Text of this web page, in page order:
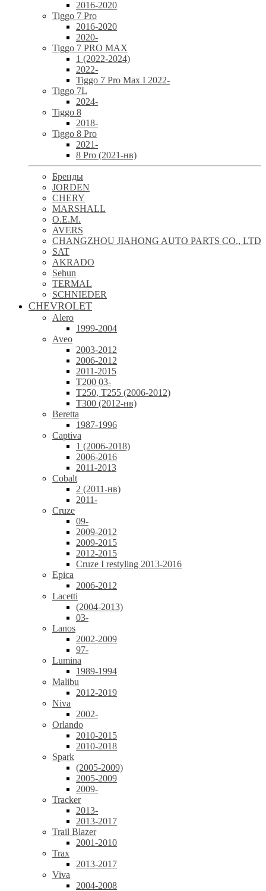
2016-2020
Tiggo 7 Pro
2016-2020
2020-
Tiggo 7 PRO MAX
1 (2022-2024)
2022-
Tiggo 7 Pro Max I 2022-
Tiggo 7L
2024-
Tiggo 8
2018-
Tiggo 8 Pro
2021-
8 Pro (2021-нв)
Бренды
JORDEN
CHERY
MARSHALL
O.E.M.
AVERS
CHANGZHOU JIAHONG AUTO PARTS CO., LTD
SAT
AKRADO
Sehun
TERMAL
SCHNIEDER
CHEVROLET
Alero
1999-2004
Aveo
2003-2012
2006-2012
2011-2015
T200 03-
T250, T255 (2006-2012)
T300 (2012-нв)
Beretta
1987-1996
Captiva
1 (2006-2018)
2006-2016
2011-2013
Cobalt
2 (2011-нв)
2011-
Cruze
09-
2009-2012
2009-2015
2012-2015
Cruze I restyling 2013-2016
Epica
2006-2012
Lacetti
(2004-2013)
03-
Lanos
2002-2009
97-
Lumina
1989-1994
Malibu
2012-2019
Niva
2002-
Orlando
2010-2015
2010-2018
Spark
(2005-2009)
2005-2009
2009-
Tracker
2013-
2013-2017
Trail Blazer
2001-2010
Trax
2013-2017
Viva
2004-2008